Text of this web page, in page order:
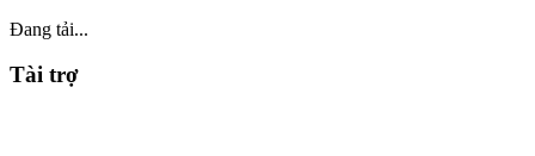
Đang tải...
Tài trợ